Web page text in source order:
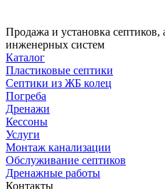
Продажа и установка
инженерных систем
Каталог
Пластиковые септики
Септики из ЖБ колец
Погреба
Дренажи
Кессоны
Услуги
Монтаж канализации
Обслуживание септиков
Дренажные работы
Контакты